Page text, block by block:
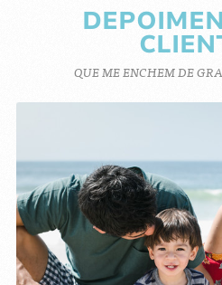
QUE ME ENCHEM DE